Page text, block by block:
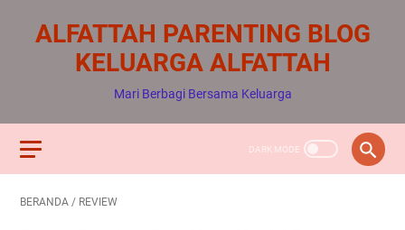
ALFATTAH PARENTING BLOG
KELUARGA ALFATTAH
Mari Berbagi Bersama Keluarga
BERANDA / REVIEW